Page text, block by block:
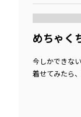
めちゃく
今しかできな
着せてみたら